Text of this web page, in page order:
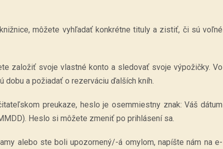
môžete vyhľadať konkrétne tituly a zistiť, či sú voľné
založiť svoje vlastné konto a sledovať svoje výpožičky. Vo
a požiadať o rezerváciu ďalších kníh.
preukaze, heslo je osemmiestny znak: Váš dátum
Heslo si môžete zmeniť po prihlásení sa.
alebo ste boli upozornený/-á omylom, napíšte nám na e-